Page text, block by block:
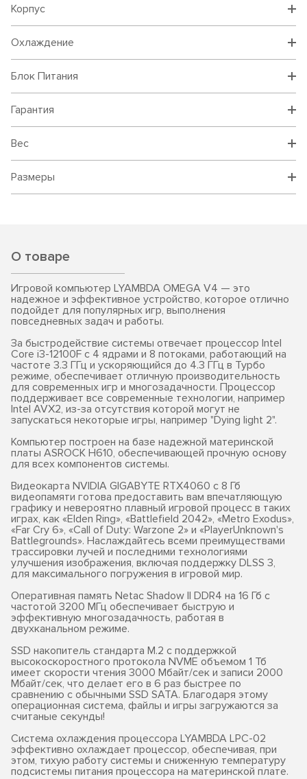
Корпус
Охлаждение
Блок Питания
Гарантия
Вес
Размеры
О товаре
Игровой компьютер LYAMBDA OMEGA V4 — это
надежное и эффективное устройство, которое отлично
подойдет для популярных игр, выполнения
повседневных задач и работы.
За быстродействие системы отвечает процессор Intel
Core i3-12100F с 4 ядрами и 8 потоками, работающий на
частоте 3.3 ГГц и ускоряющийся до 4.3 ГГц в Турбо
режиме, обеспечивает отличную производительность
для современных игр и многозадачности. Процессор
поддерживает все современные технологии, например
Intel AVX2, из-за отсутствия которой могут не
запускаться некоторые игры, например "Dying light 2".
Компьютер построен на базе надежной материнской
платы ASROCK H610, обеспечивающей прочную основу
для всех компонентов системы.
Видеокарта NVIDIA GIGABYTE RTX4060 с 8 Гб
видеопамяти готова предоставить вам впечатляющую
графику и невероятно плавный игровой процесс в таких
играх, как «Elden Ring», «Battlefield 2042», «Metro Exodus»,
«Far Cry 6», «Call of Duty: Warzone 2» и «PlayerUnknown's
Battlegrounds». Наслаждайтесь всеми преимуществами
трассировки лучей и последними технологиями
улучшения изображения, включая поддержку DLSS 3,
для максимального погружения в игровой мир.
Оперативная память Netac Shadow II DDR4 на 16 Гб с
частотой 3200 МГц обеспечивает быструю и
эффективную многозадачность, работая в
двухканальном режиме.
SSD накопитель стандарта M.2 с поддержкой
высокоскоростного протокола NVME объемом 1 Тб
имеет скорости чтения 3000 Мбайт/сек и записи 2000
Мбайт/сек, что делает его в 6 раз быстрее по
сравнению с обычными SSD SATA. Благодаря этому
операционная система, файлы и игры загружаются за
считаные секунды!
Система охлаждения процессора LYAMBDA LPC-02
эффективно охлаждает процессор, обеспечивая, при
этом, тихую работу системы и сниженную температуру
подсистемы питания процессора на материнской плате.